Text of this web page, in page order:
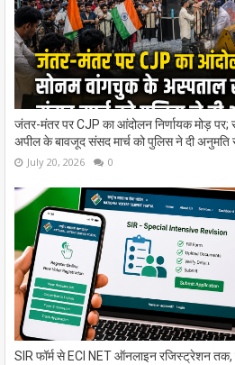
जंतर-मंतर पर CJP का आंदोलन निर्णायक मोड़
अपील के बावजूद संसद मार्च को पुलिस ने दी अनुमति
July 20, 2026 0
SIR फॉर्म से ECI NET ऑनलाइन रजिस्ट्रेशन